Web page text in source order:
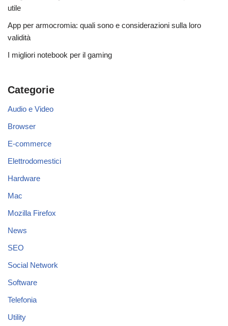
utile
App per armocromia: quali sono e considerazioni sulla loro
validità
I migliori notebook per il gaming
Categorie
Audio e Video
Browser
E-commerce
Elettrodomestici
Hardware
Mac
Mozilla Firefox
News
SEO
Social Network
Software
Telefonia
Utility